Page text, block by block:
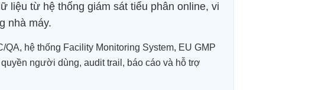
liệu từ hệ thống giám sát tiểu phân online, vi
nhà máy.
hệ thống Facility Monitoring System, EU GMP
người dùng, audit trail, báo cáo và hỗ trợ